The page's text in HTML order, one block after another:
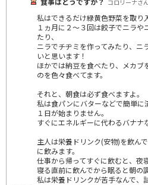
コロリーナさ
私はできるだけ緑黄色野菜を取り
１ヵ月に２～３回は餃子でニラや
たり、
ニラでチヂミを作ってみたり、
いと思います！
ほかでは納豆を食べたり、メカ
のを色々食べてます。
それと、朝食は必ず食べますよ。
私は食パンにバターなどで簡単に
１日が始まりません。
すぐにエネルギーに代わるバナナ
主人は栄養ドリンク(安物)を飲ん
に飲みます。
仕事から帰ってすぐに飲むと、夜
寝る直前に飲んでから眠ると朝の
私は栄養ドリンクが苦手なんで